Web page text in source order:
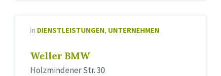
in DIENSTLEISTUNGEN, UNTERNEHMEN
Weller BMW
Holzmindener Str. 30